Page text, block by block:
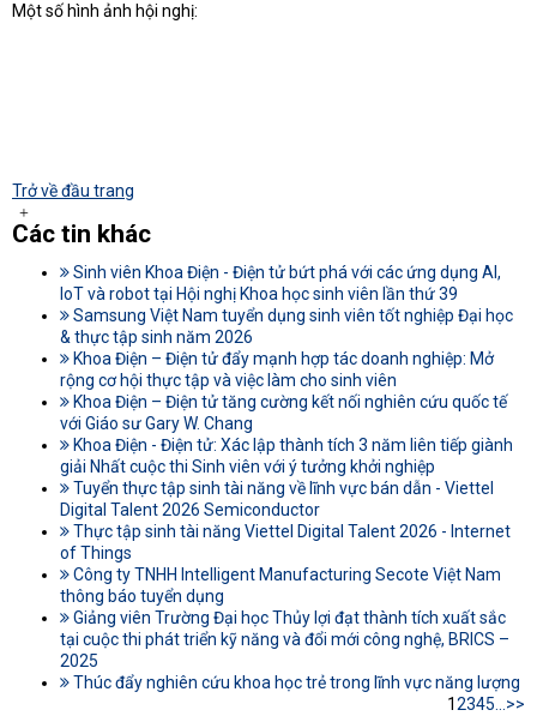
Một số hình ảnh hội nghị:
Trở về đầu trang
Các tin khác
Sinh viên Khoa Điện - Điện tử bứt phá với các ứng dụng AI,
IoT và robot tại Hội nghị Khoa học sinh viên lần thứ 39
Samsung Việt Nam tuyển dụng sinh viên tốt nghiệp Đại học
& thực tập sinh năm 2026
Khoa Điện – Điện tử đẩy mạnh hợp tác doanh nghiệp: Mở
rộng cơ hội thực tập và việc làm cho sinh viên
Khoa Điện – Điện tử tăng cường kết nối nghiên cứu quốc tế
với Giáo sư Gary W. Chang
Khoa Điện - Điện tử: Xác lập thành tích 3 năm liên tiếp giành
giải Nhất cuộc thi Sinh viên với ý tưởng khởi nghiệp
Tuyển thực tập sinh tài năng về lĩnh vực bán dẫn - Viettel
Digital Talent 2026 Semiconductor
Thực tập sinh tài năng Viettel Digital Talent 2026 - Internet
of Things
Công ty TNHH Intelligent Manufacturing Secote Việt Nam
thông báo tuyển dụng
Giảng viên Trường Đại học Thủy lợi đạt thành tích xuất sắc
tại cuộc thi phát triển kỹ năng và đổi mới công nghệ, BRICS –
2025
Thúc đẩy nghiên cứu khoa học trẻ trong lĩnh vực năng lượng
12345...>>